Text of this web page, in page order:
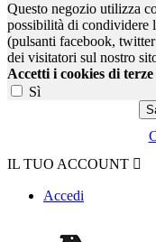
Questo negozio utilizza
possibilità di condividere
(pulsanti facebook,
dei visitatori sul nostro
Accetti i cookies di
Sì
IL TUO ACCOUNT 
Accedi